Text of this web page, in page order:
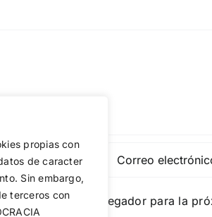
propias con
de caracter
Sin embargo,
terceros con
web en este navegador para la